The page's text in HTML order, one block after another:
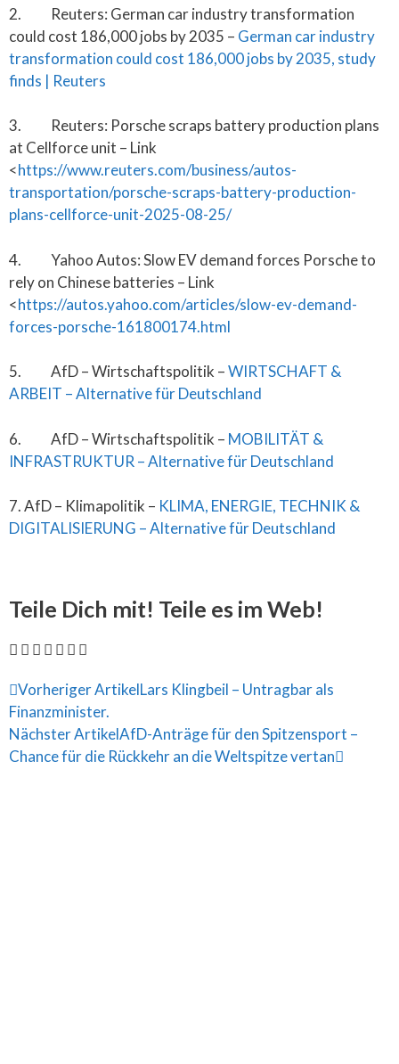
2. Reuters: German car industry transformation
could cost 186,000 jobs by 2035 – German car industry
transformation could cost 186,000 jobs by 2035, study
finds | Reuters
3. Reuters: Porsche scraps battery production plans
at Cellforce unit – Link
<https://www.reuters.com/business/autos-
transportation/porsche-scraps-battery-production-
plans-cellforce-unit-2025-08-25/
4. Yahoo Autos: Slow EV demand forces Porsche to
rely on Chinese batteries – Link
<https://autos.yahoo.com/articles/slow-ev-demand-
forces-porsche-161800174.html
5. AfD – Wirtschaftspolitik –WIRTSCHAFT &
ARBEIT – Alternative für Deutschland
6. AfD – Wirtschaftspolitik – MOBILITÄT &
INFRASTRUKTUR – Alternative für Deutschland
7. AfD – Klimapolitik – KLIMA, ENERGIE, TECHNIK &
DIGITALISIERUNG – Alternative für Deutschland
Teile Dich mit! Teile es im Web!
Vorheriger ArtikelLars Klingbeil – Untragbar als
Finanzminister.
Nächster ArtikelAfD-Anträge für den Spitzensport –
Chance für die Rückkehr an die Weltspitze vertan